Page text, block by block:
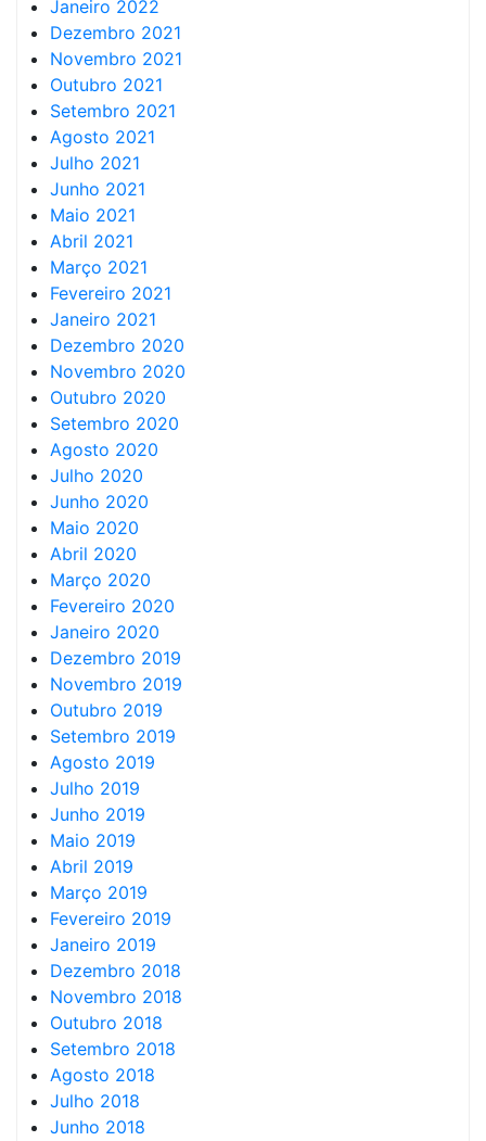
Janeiro 2022
Dezembro 2021
Novembro 2021
Outubro 2021
Setembro 2021
Agosto 2021
Julho 2021
Junho 2021
Maio 2021
Abril 2021
Março 2021
Fevereiro 2021
Janeiro 2021
Dezembro 2020
Novembro 2020
Outubro 2020
Setembro 2020
Agosto 2020
Julho 2020
Junho 2020
Maio 2020
Abril 2020
Março 2020
Fevereiro 2020
Janeiro 2020
Dezembro 2019
Novembro 2019
Outubro 2019
Setembro 2019
Agosto 2019
Julho 2019
Junho 2019
Maio 2019
Abril 2019
Março 2019
Fevereiro 2019
Janeiro 2019
Dezembro 2018
Novembro 2018
Outubro 2018
Setembro 2018
Agosto 2018
Julho 2018
Junho 2018